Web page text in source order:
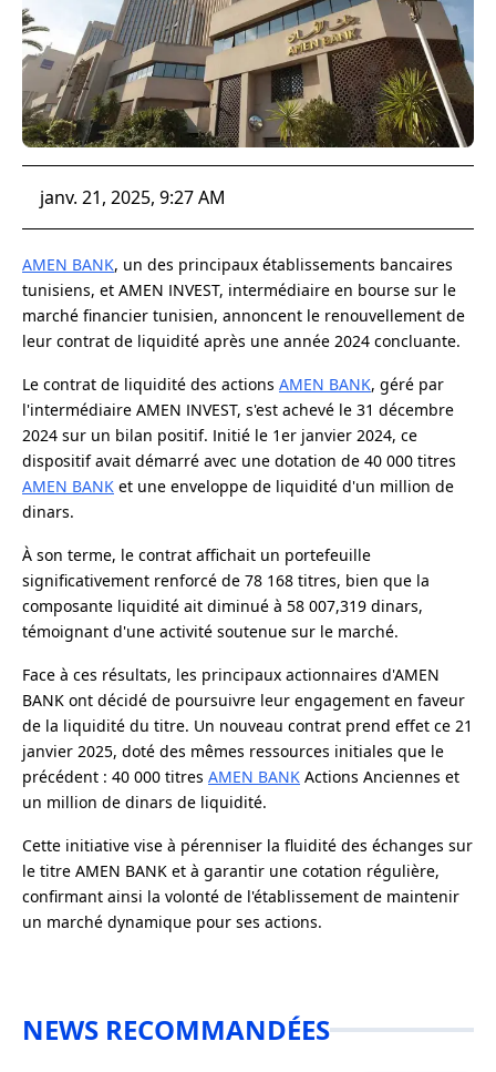
janv. 21, 2025, 9:27 AM
AMEN BANK, un des principaux établissements bancaires
tunisiens, et AMEN INVEST, intermédiaire en bourse sur le
marché financier tunisien, annoncent le renouvellement de
leur contrat de liquidité après une année 2024 concluante.
Le contrat de liquidité des actions AMEN BANK, géré par
l'intermédiaire AMEN INVEST, s'est achevé le 31 décembre
2024 sur un bilan positif. Initié le 1er janvier 2024, ce
dispositif avait démarré avec une dotation de 40 000 titres
AMEN BANK et une enveloppe de liquidité d'un million de
dinars.
À son terme, le contrat affichait un portefeuille
significativement renforcé de 78 168 titres, bien que la
composante liquidité ait diminué à 58 007,319 dinars,
témoignant d'une activité soutenue sur le marché.
Face à ces résultats, les principaux actionnaires d'AMEN
BANK ont décidé de poursuivre leur engagement en faveur
de la liquidité du titre. Un nouveau contrat prend effet ce 21
janvier 2025, doté des mêmes ressources initiales que le
précédent : 40 000 titres AMEN BANK Actions Anciennes et
un million de dinars de liquidité.
Cette initiative vise à pérenniser la fluidité des échanges sur
le titre AMEN BANK et à garantir une cotation régulière,
confirmant ainsi la volonté de l'établissement de maintenir
un marché dynamique pour ses actions.
NEWS RECOMMANDÉES